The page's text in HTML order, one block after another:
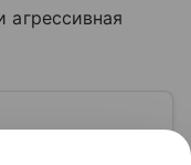
агрессивная